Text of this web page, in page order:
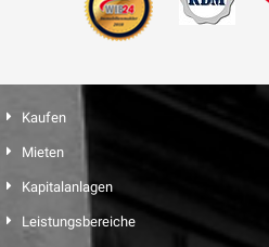
Kaufen
Mieten
Kapitalanlagen
Leistungsbereiche